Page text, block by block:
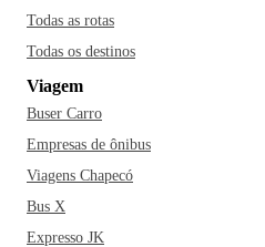
Todas as rotas
Todas os destinos
Viagem
Buser Carro
Empresas de ônibus
Viagens Chapecó
Bus X
Expresso JK